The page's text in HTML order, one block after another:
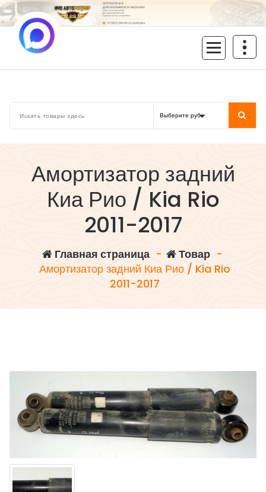
Перейти
к
содержимому
Амортизатор задний
Киа Рио / Kia Rio
2011-2017
Главная страница- Товар-
Амортизатор задний Киа Рио / Kia Rio
2011-2017